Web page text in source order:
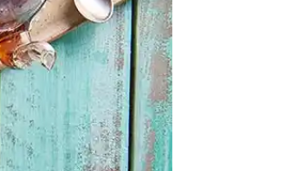
حلويات شرقیة
شوكولاته